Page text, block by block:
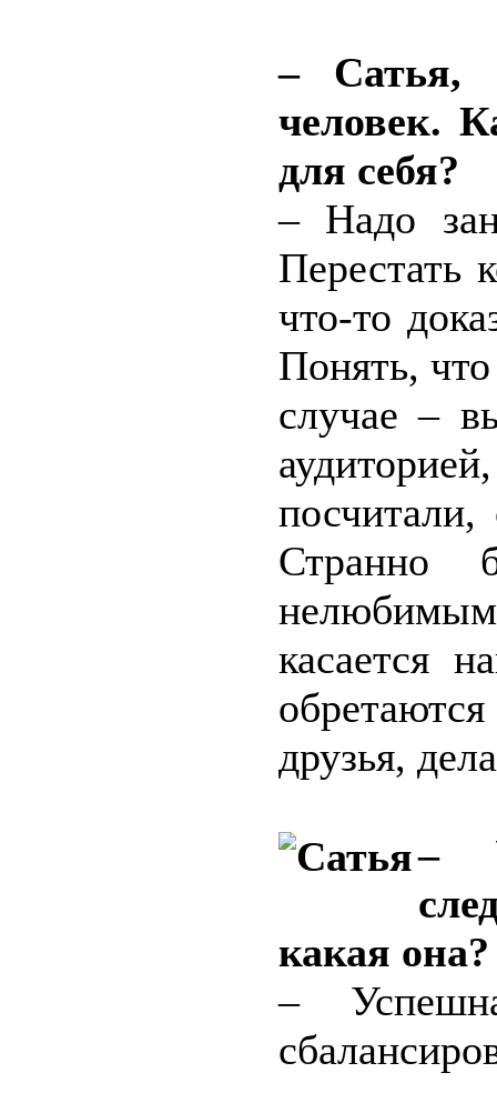
– Сатья,
человек.
для себя?
– Надо
Перестать
что-то
Понять,
случае –
Странно
нелюбимым
касается
друзья,
–
какая она?
–